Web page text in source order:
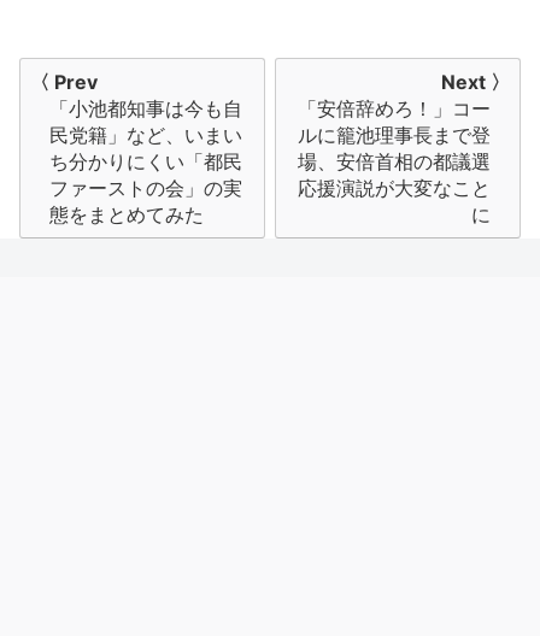
〈 Prev
「小池都知事は今も自
民党籍」など、いまい
ち分かりにくい「都民
ファーストの会」の実
態をまとめてみた
Next 〉
「安倍辞めろ！」コー
ルに籠池理事長まで登
場、安倍首相の都議選
応援演説が大変なこと
に